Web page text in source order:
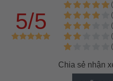
5/5
Chia sẻ nhận